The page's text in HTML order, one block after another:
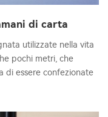
di carta
utilizzate nella vita
pochi metri, che
di essere confezionate